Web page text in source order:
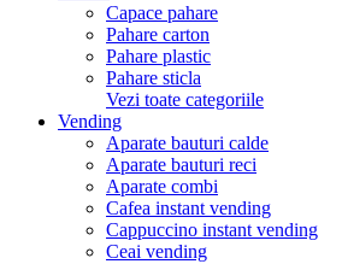
Capace pahare
Pahare carton
Pahare plastic
Pahare sticla
Vezi toate categoriile
Vending
Aparate bauturi calde
Aparate bauturi reci
Aparate combi
Cafea instant vending
Cappuccino instant vending
Ceai vending